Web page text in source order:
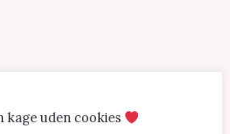
kage uden cookies